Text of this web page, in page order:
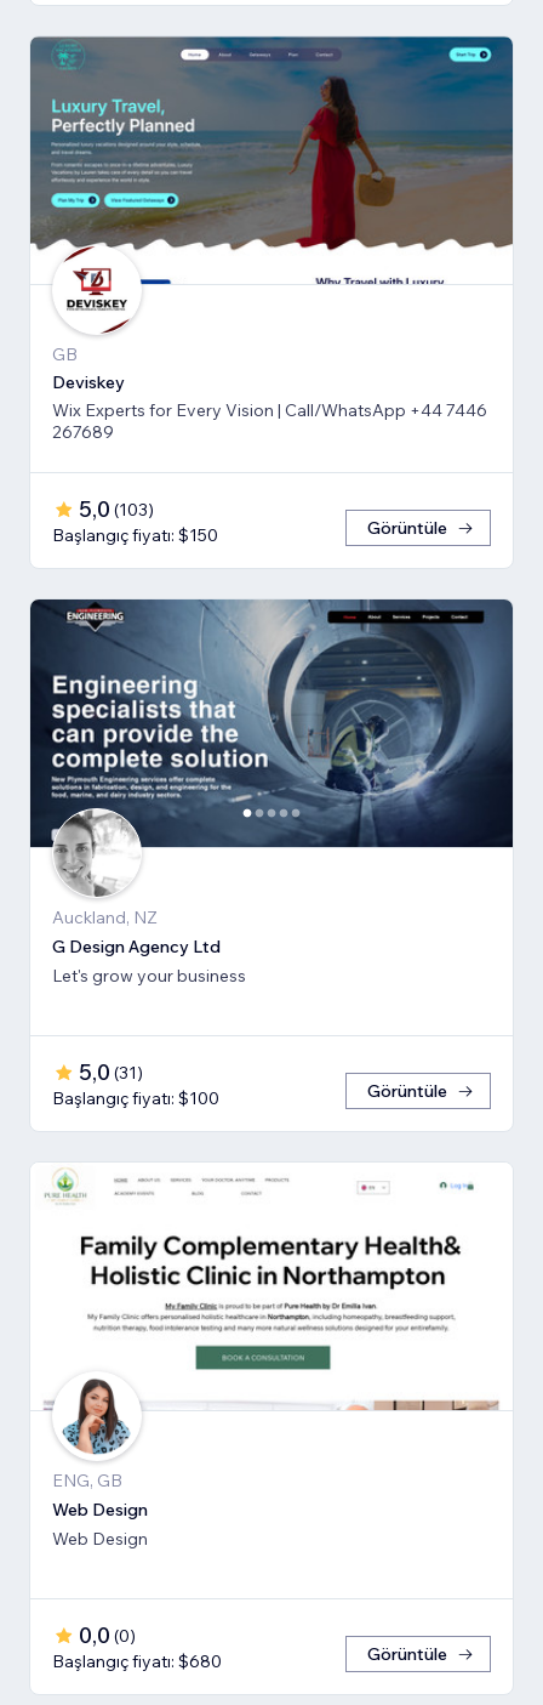
GB
Deviskey
Wix Experts for Every Vision | Call/WhatsApp +44 7446
267689
5,0 (103)
Başlangıç fiyatı: $150
Görüntüle
Auckland, NZ
G Design Agency Ltd
Let's grow your business
5,0 (31)
Başlangıç fiyatı: $100
Görüntüle
ENG, GB
Web Design
Web Design
0,0 (0)
Başlangıç fiyatı: $680
Görüntüle